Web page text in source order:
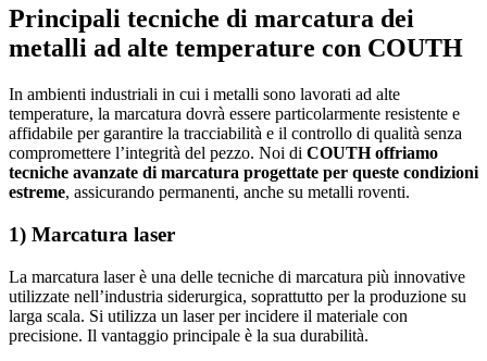
Principali tecniche di marcatura dei
metalli ad alte temperature con COUTH
In ambienti industriali in cui i metalli sono lavorati ad alte
temperature, la marcatura dovrà essere particolarmente resistente e
affidabile per garantire la tracciabilità e il controllo di qualità senza
compromettere l’integrità del pezzo. Noi di COUTH offriamo
tecniche avanzate di marcatura progettate per queste condizioni
estreme, assicurando permanenti, anche su metalli roventi.
1) Marcatura laser
La marcatura laser è una delle tecniche di marcatura più innovative
utilizzate nell’industria siderurgica, soprattutto per la produzione su
larga scala. Si utilizza un laser per incidere il materiale con
precisione. Il vantaggio principale è la sua durabilità.